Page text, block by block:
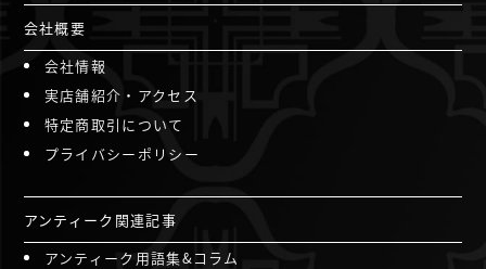
会社概要
会社情報
実店舗紹介・アクセス
特定商取引について
プライバシーポリシー
アンティーク関連記事
アンティーク用語集&コラム